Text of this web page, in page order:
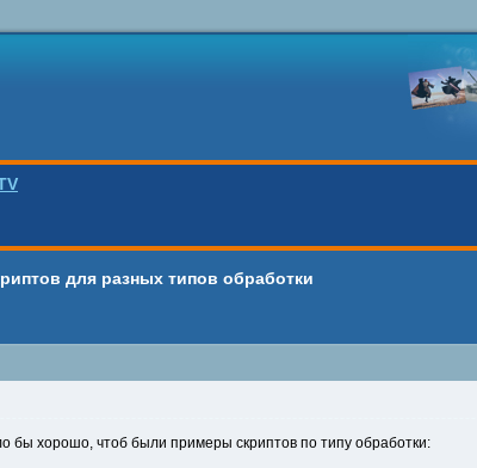
для разных типов обработки
хорошо, чтоб были примеры скриптов по типу обработки: